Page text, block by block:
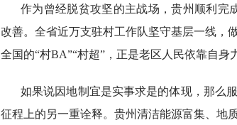
作为曾经脱贫攻坚的主战场，贵州顺利完
改善。全省近万支驻村工作队坚守基层一线，
全国的“村BA”“村超”，正是老区人民依靠自身
如果说因地制宜是实事求是的体现，那么
征程上的另一重诠释。贵州清洁能源富集、地